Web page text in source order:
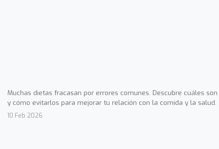
Muchas dietas fracasan por errores comunes. Descubre cuáles son
y cómo evitarlos para mejorar tu relación con la comida y la salud.
10 Feb 2026